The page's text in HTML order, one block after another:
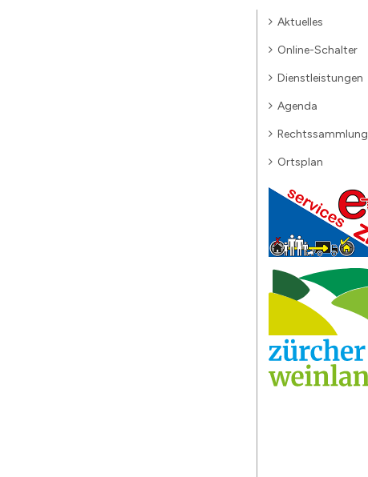
Aktuelles
Online-Schalter
Dienstleistungen
Agenda
Rechtssammlung
Ortsplan